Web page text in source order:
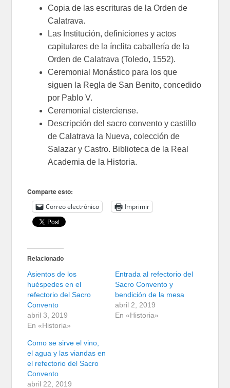
Copia de las escrituras de la Orden de
Calatrava.
Las Institución, definiciones y actos
capitulares de la ínclita caballería de la
Orden de Calatrava (Toledo, 1552).
Ceremonial Monástico para los que
siguen la Regla de San Benito, concedido
por Pablo V.
Ceremonial cisterciense.
Descripción del sacro convento y castillo
de Calatrava la Nueva, colección de
Salazar y Castro. Biblioteca de la Real
Academia de la Historia.
Comparte esto:
Correo electrónico Imprimir
Relacionado
Asientos de los
huéspedes en el
refectorio del Sacro
Convento
abril 3, 2019
En «Historia»
Entrada al refectorio del
Sacro Convento y
bendición de la mesa
abril 2, 2019
En «Historia»
Como se sirve el vino,
el agua y las viandas en
el refectorio del Sacro
Convento
abril 22, 2019